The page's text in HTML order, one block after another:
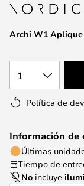
la
galería
deArchi W1 Aplique
1
Política de
Información de
Últimas
Tiempo de
No incluye